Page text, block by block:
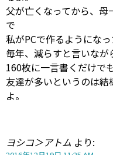
父が亡くなってから、
で
私がPCで作るようにな
毎年、減らすと言いなが
160枚に一言書くだけで
友達が多いというのは
よ。
ヨシコ＞アトム より: